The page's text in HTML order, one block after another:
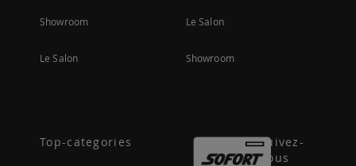
Showroom
Le Salon
Le Salon
Showroom
Top-categories
Suivez-
nous